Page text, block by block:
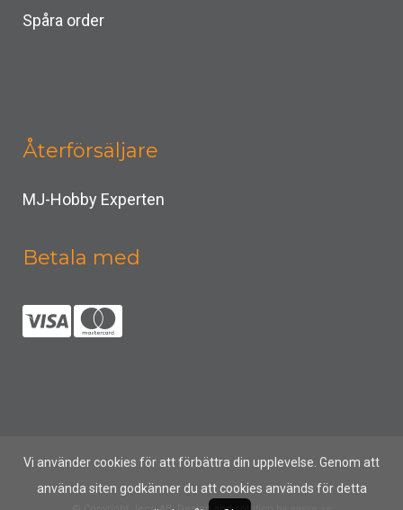
Vi använder cookies för att förbättra din upplevelse. Genom att
använda siten godkänner du att cookies används för detta
Spåra order
Återförsäljare
MJ-Hobby Experten
Betala med